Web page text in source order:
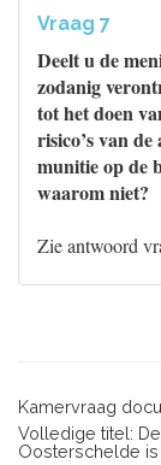
Vraag 7
Deelt u de
zodanig
tot het doen
risico’s van
munitie op de
waarom niet?
Zie antwoord
Kamervraag
Volledige titel:
Oosterschelde is